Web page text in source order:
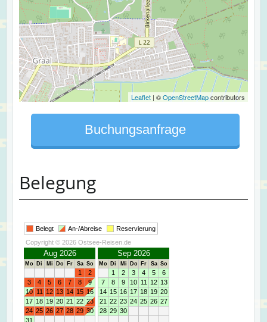
Leaflet | ©OpenStreetMapcontributors
Buchungsanfrage
Belegung